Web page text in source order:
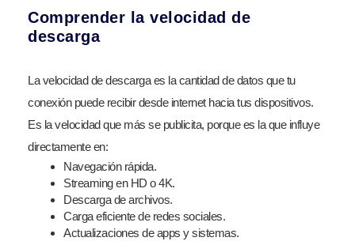
Comprender la velocidad de
descarga
La velocidad de descarga es la cantidad de datos que tu
conexión puede recibir desde internet hacia tus dispositivos.
Es la velocidad que más se publicita, porque es la que influye
directamente en:
Navegación rápida.
Streaming en HD o 4K.
Descarga de archivos.
Carga eficiente de redes sociales.
Actualizaciones de apps y sistemas.